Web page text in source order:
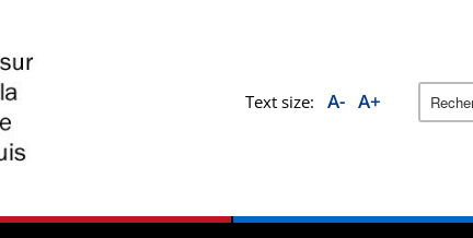
Text size: A- A+